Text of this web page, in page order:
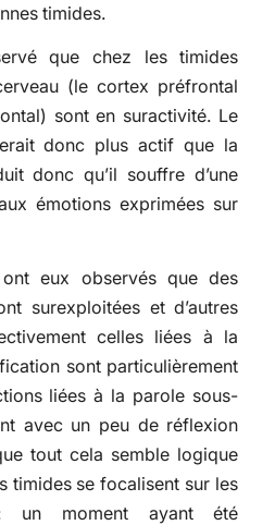
timides.
que chez les timides
(le cortex préfrontal
sont en suractivité. Le
donc plus actif que la
donc qu’il souffre d’une
émotions exprimées sur
ont eux observés que des
surexploitées et d’autres
celles liées à la
sont particulièrement
liées à la parole sous-
avec un peu de réflexion
tout cela semble logique
timides se focalisent sur les
un moment ayant été